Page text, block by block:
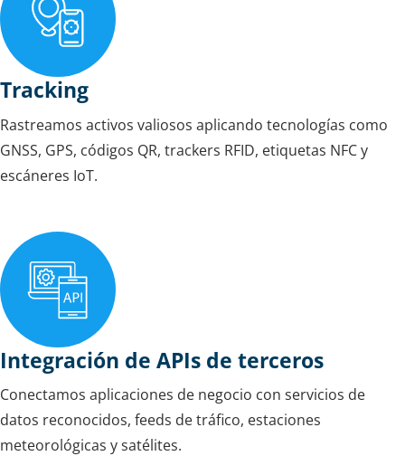
Tracking
Rastreamos activos valiosos aplicando tecnologías como
GNSS, GPS, códigos QR, trackers RFID, etiquetas NFC y
escáneres IoT.
Integración de APIs de terceros
Conectamos aplicaciones de negocio con servicios de
datos reconocidos, feeds de tráfico, estaciones
meteorológicas y satélites.